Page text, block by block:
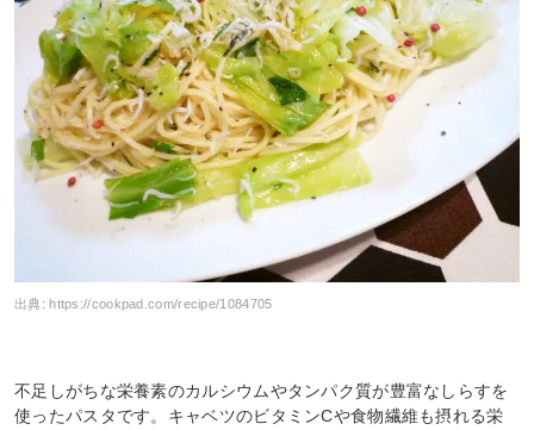
出典:https://cookpad.com/recipe/1084705
不足しがちな栄養素のカルシウムやタンパク質が豊富なしらすを
使ったパスタです。キャベツのビタミンCや食物繊維も摂れる栄